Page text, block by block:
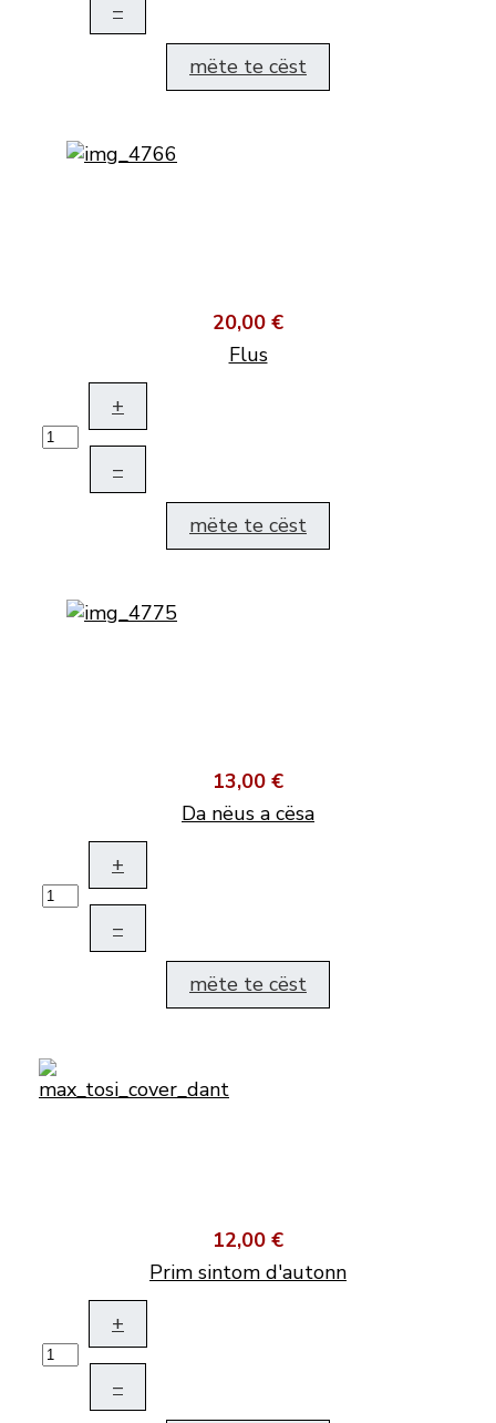
–
mëte te cëst
20,00 €
Flus
+
–
mëte te cëst
13,00 €
Da nëus a cësa
+
–
mëte te cëst
12,00 €
Prim sintom d'autonn
+
–